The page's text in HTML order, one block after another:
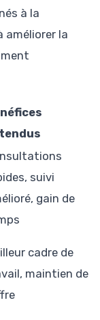
à la
améliorer la
suivi
gain de
cadre de
maintien de